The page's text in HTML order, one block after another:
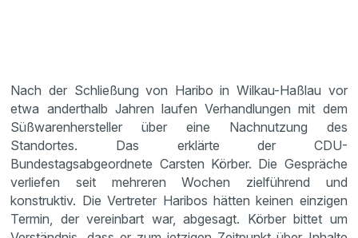
Nach der Schließung von Haribo in Wilkau-Haßlau vor
etwa anderthalb Jahren laufen Verhandlungen mit dem
Süßwarenhersteller über eine Nachnutzung des
Standortes. Das erklärte der CDU-
Bundestagsabgeordnete Carsten Körber. Die Gespräche
verliefen seit mehreren Wochen zielführend und
konstruktiv. Die Vertreter Haribos hätten keinen einzigen
Termin, der vereinbart war, abgesagt. Körber bittet um